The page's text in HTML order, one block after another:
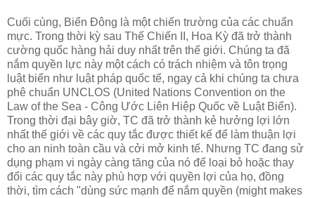
Cuối cùng, Biển Đông là một chiến trường của các chuẩn
mực. Trong thời kỳ sau Thế Chiến II, Hoa Kỳ đã trở thành
cường quốc hàng hải duy nhất trên thế giới. Chúng ta đã
nắm quyền lực này một cách có trách nhiệm và tôn trọng
luật biển như luật pháp quốc tế, ngay cả khi chúng ta chưa
phê chuẩn UNCLOS (United Nations Convention on the
Law of the Sea - Công Ước Liên Hiệp Quốc về Luật Biển).
Trong thời đại bây giờ, TC đã trở thành kẻ hưởng lợi lớn
nhất thế giới về các quy tắc được thiết kế để làm thuận lợi
cho an ninh toàn cầu và cởi mở kinh tế. Nhưng TC đang sử
dụng phạm vi ngày càng tăng của nó để loại bỏ hoặc thay
đổi các quy tắc này phù hợp với quyền lợi của họ, đồng
thời, tìm cách "dùng sức mạnh để nắm quyền (might makes